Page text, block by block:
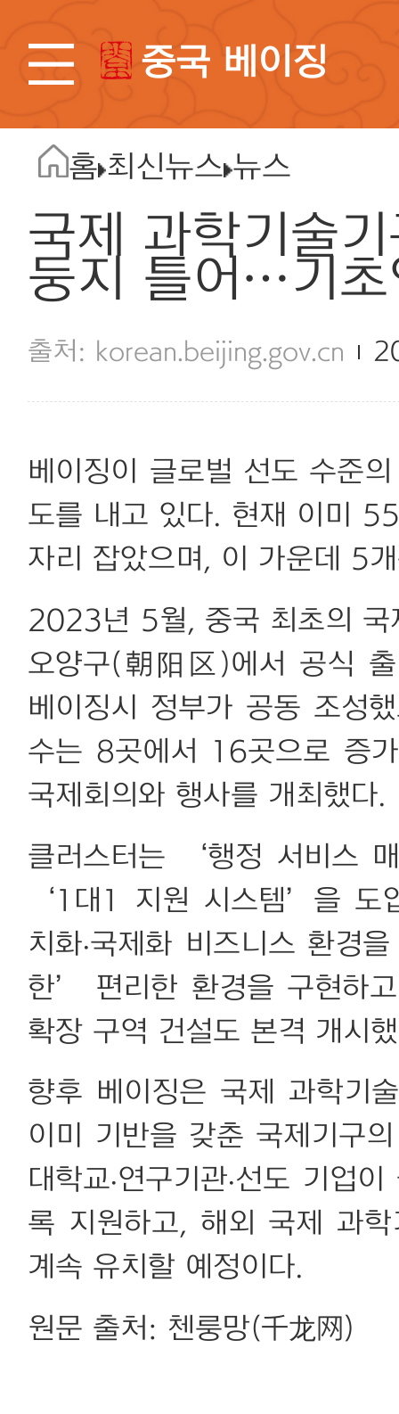
중국 베이징
홈 최신뉴스 뉴스
국제 과학기술
둥지 틀어…기
korean.beijing.gov.cn
베이징이 글로벌 선도 수준
도를 내고 있다. 현재 이미
자리 잡았으며, 이 가운데 5
2023년 5월, 중국 최초의 국
오양구(朝阳区)에서 공식
베이징시 정부가 공동 조성
수는 8곳에서 16곳으로 증
국제회의와 행사를 개최했다.
클러스터는 ‘행정 서비스
‘1대1 지원 시스템’을 도
치화·국제화 비즈니스 환경
한’ 편리한 환경을 구현하
확장 구역 건설도 본격 개시
향후 베이징은 국제 과학기
이미 기반을 갖춘 국제기구
대학교·연구기관·선도 기업
록 지원하고, 해외 국제 과
계속 유치할 예정이다.
원문 출처: 첸룽망(千龙网)